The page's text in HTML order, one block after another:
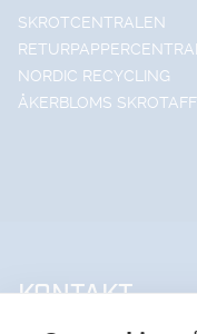
SKROTCENTRALEN
NORDIC RECYCLING
ÅKERBLOMS
KONTAKT